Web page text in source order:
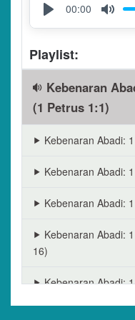
sepenuhnya pada
1:14 Sebagai anak-
tunduk kepada
masih hidup dalam
seperti Allah yang
1:16 Sebab, ada
Aku kudus.”
Bapa, yaitu Dia
sesuai perbuatan
bedakan, hiduplah
Play
00:00
Mute
Playlist:
Kebenaran
(1 Petrus 1:1)
Kebenaran Abadi:
Kebenaran Abadi:
Kebenaran Abadi:
Kebenaran Abadi:
16)
Kebenaran Abadi: